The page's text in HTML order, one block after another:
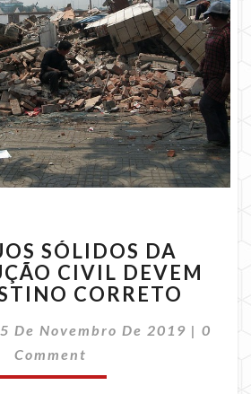
SÓLIDOS
DA
CONSTRUÇÃO
DEVEM
TER
SÓLIDOS DA
CIVIL DEVEM
CORRETO
De Novembro De 2019 | 0
Comment